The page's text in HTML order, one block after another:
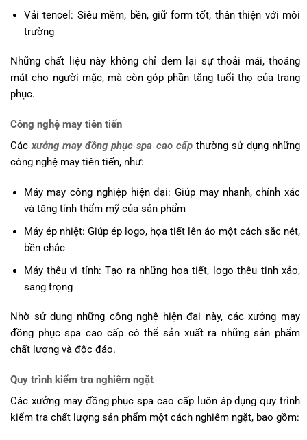
Vải tencel: Siêu mềm, bền, giữ form tốt, thân thiện với môi
trường
Những chất liệu này không chỉ đem lại sự thoải mái, thoáng
mát cho người mặc, mà còn góp phần tăng tuổi thọ của trang
phục.
Công nghệ may tiên tiến
Cácxưởng may đồng phục spa cao cấpthường sử dụng những
công nghệ may tiên tiến, như:
Máy may công nghiệp hiện đại: Giúp may nhanh, chính xác
và tăng tính thẩm mỹ của sản phẩm
Máy ép nhiệt: Giúp ép logo, họa tiết lên áo một cách sắc nét,
bền chắc
Máy thêu vi tính: Tạo ra những họa tiết, logo thêu tinh xảo,
sang trọng
Nhờ sử dụng những công nghệ hiện đại này, các xưởng may
đồng phục spa cao cấp có thể sản xuất ra những sản phẩm
chất lượng và độc đáo.
Quy trình kiểm tra nghiêm ngặt
Các xưởng may đồng phục spa cao cấp luôn áp dụng quy trình
kiểm tra chất lượng sản phẩm một cách nghiêm ngặt, bao gồm: